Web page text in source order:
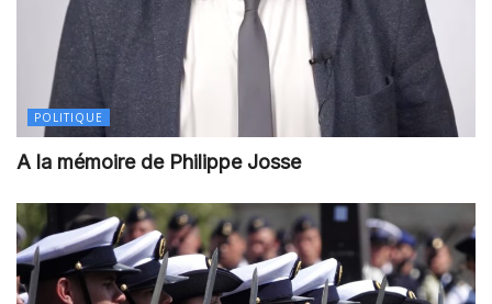
POLITIQUE
A la mémoire de Philippe Josse